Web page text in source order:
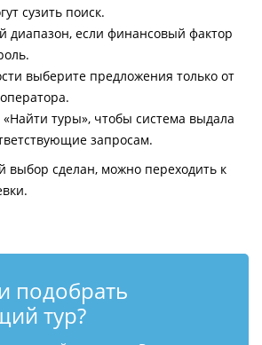
сузить поиск.
диапазон, если финансовый фактор
выберите предложения только от
туры», чтобы система выдала
запросам.
выбор сделан, можно переходить к
подобрать
тур?